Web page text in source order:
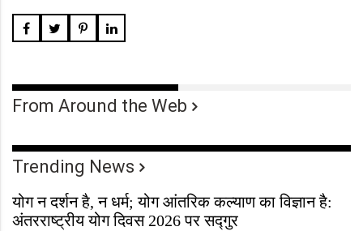
From Around the Web
Trending News
योग न दर्शन है, न धर्म; योग आंतरिक कल्याण का विज्ञान है:
अंतरराष्ट्रीय योग दिवस 2026 पर सद्गुर